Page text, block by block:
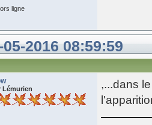
ligne
05-2016 08:59:59
Lémurien
,...dans